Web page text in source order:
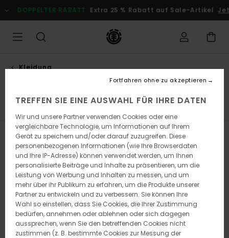
zur
Produkt
springen
RABATT Extra 25 % Rabatt auf Sale-Artikel Jetzt
Kleidung
Filtern & Sortieren 175Ergebnisse
Direkt
Filterkriterien
springen
Überspringen
filtern
nach
TREFFEN SIE EINE AUSWAHL FÜR IHRE DATEN
Wir und unsere Partner verwenden Cookies oder eine
vergleichbare Technologie, um Informationen auf Ihrem
Gerät zu speichern und/oder darauf zuzugreifen. Diese
personenbezogenen Informationen (wie Ihre Browserdaten
und Ihre IP-Adresse) können verwendet werden, um Ihnen
personalisierte Beiträge und Inhalte zu präsentieren, um die
Leistung von Werbung und Inhalten zu messen, und um
mehr über ihr Publikum zu erfahren, um die Produkte unserer
Partner zu entwickeln und zu verbessern. Sie können Ihre
Wahl so einstellen, dass Sie Cookies, die Ihrer Zustimmung
bedürfen, annehmen oder ablehnen oder sich dagegen
aussprechen, wenn Sie den betreffenden Cookies nicht
zustimmen (z. B. bestimmte Cookies zur Messung der
Fortfahren ohne zu akzeptieren